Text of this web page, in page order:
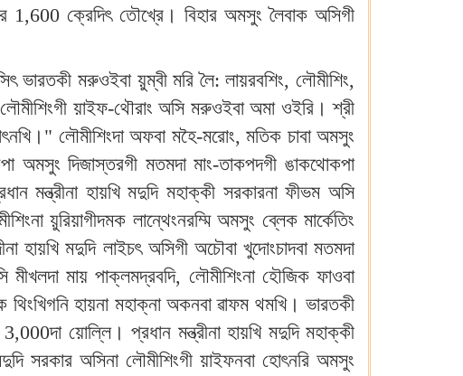
1,600 ক্রেদিৎ তৌখ্রে। বিহার অমসুং লৈবাক অসিগী
ভারতকী মরুওইবা য়ুম্বী মরি লৈ: লায়রবশিং, লৌমীশিং,
য়াইফ-থৌরাং অসি মরুওইবা অমা ওইরি। শ্রী
লৌমীশিংদা অফবা মহৈ-মরোং, মতিক চাবা অমসুং
অমসুং দিজাস্তরগী মতমদা মাং-তাকপদগী ঙাকথোকপা
মন্ত্রীনা হায়খি মদুদি মহাক্কী সরকারনা ফীভম অসি
য়ুরিয়াগীদমক লান্থেংনরম্মি অমসুং ব্লেক মার্কেতিং
হায়খি মদুদি লাইচৎ অসিগী অচৌবা খুদোংচাদবা মতমদা
মীখলদা মায় পাক্লমদ্রবদি, লৌমীশিংনা হৌজিক ফাওবা
হায়না মহাক্না অকনবা ৱাফম থমখি। ভারতকী
য়োল্লি। প্রধান মন্ত্রীনা হায়খি মদুদি মহাক্কী
সরকার অসিনা লৌমীশিংগী য়াইফনবা হোৎনরি অমসুং